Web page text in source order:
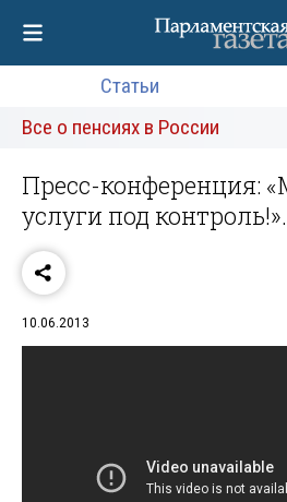
Статьи
Все о пенсиях в России
Пресс-конференция:
услуги под
10.06.2013